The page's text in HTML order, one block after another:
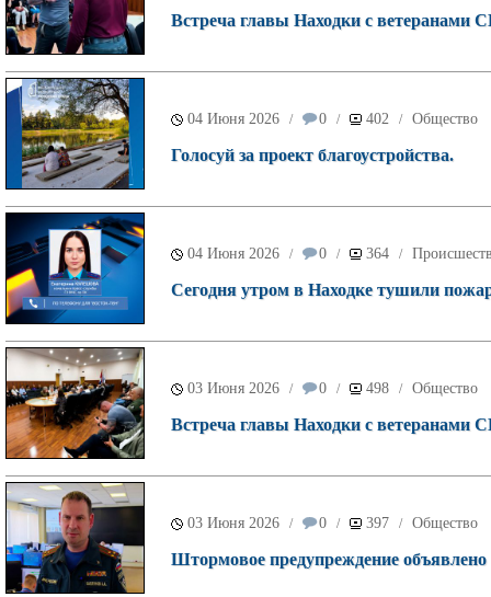
Встреча главы Находки с ветеранами
04 Июня 2026 / 0 / 402 / Общество
Голосуй за проект благоустройства.
04 Июня 2026 / 0 / 364 /
Сегодня утром в Находке тушили
03 Июня 2026 / 0 / 498 / Общество
Встреча главы Находки с ветеранами
03 Июня 2026 / 0 / 397 / Общество
Штормовое предупреждение